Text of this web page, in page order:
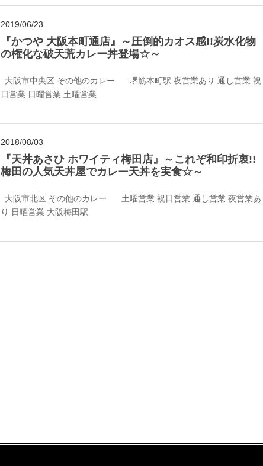
2019/06/23
『かつや 大阪本町通店』～圧倒的カオス感!!炭水化物
の権化な破天荒カレー丼登場☆～
大阪市中央区 その他のカレー 堺筋本町駅 夜営業あり 通し営業 祝
日営業 日曜営業 土曜営業
2018/08/03
『天丼あさひ ホワイティ梅田店』～これぞ和印折衷!!
梅田の人気天丼屋でカレー天丼を実食☆～
大阪市北区 その他のカレー 土曜営業 祝日営業 通し営業 夜営業あ
り 日曜営業 大阪梅田駅